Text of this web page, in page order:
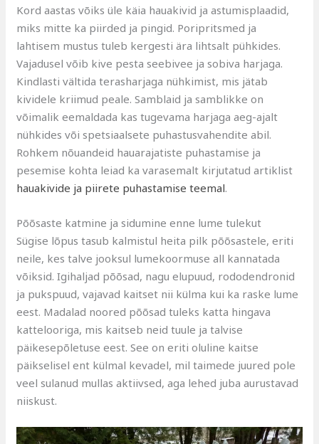
Kord aastas võiks üle käia hauakivid ja astumisplaadid,
miks mitte ka piirded ja pingid. Poripritsmed ja
lahtisem mustus tuleb kergesti ära lihtsalt pühkides.
Vajadusel võib kive pesta seebivee ja sobiva harjaga.
Kindlasti vältida terasharjaga nühkimist, mis jätab
kividele kriimud peale. Samblaid ja samblikke on
võimalik eemaldada kas tugevama harjaga aeg-ajalt
nühkides või spetsiaalsete puhastusvahendite abil.
Rohkem nõuandeid hauarajatiste puhastamise ja
pesemise kohta leiad ka varasemalt kirjutatud artiklist
hauakivide ja piirete puhastamise teemal.
Põõsaste katmine ja sidumine enne lume tulekut
Sügise lõpus tasub kalmistul heita pilk põõsastele, eriti
neile, kes talve jooksul lumekoormuse all kannatada
võiksid. Igihaljad põõsad, nagu elupuud, rododendronid
ja pukspuud, vajavad kaitset nii külma kui ka raske lume
eest. Madalad noored põõsad tuleks katta hingava
kattelooriga, mis kaitseb neid tuule ja talvise
päikesepõletuse eest. See on eriti oluline kaitse
päikselisel ent külmal kevadel, mil taimede juured pole
veel sulanud mullas aktiivsed, aga lehed juba aurustavad
niiskust.